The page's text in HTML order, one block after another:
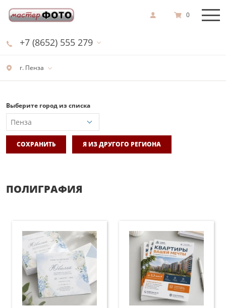
г. Пенза
+7 (8652) 555 279
0
Выберите город из списка
СОХРАНИТЬ Я ИЗ ДРУГОГО РЕГИОНА
ПОЛИГРАФИЯ